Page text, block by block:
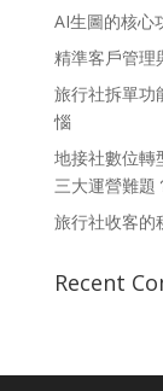
AI生圖的核心
精準客戶管理
旅行社拆單功
惱
地接社數位轉
三大運營難題
旅行社收客的
Recent